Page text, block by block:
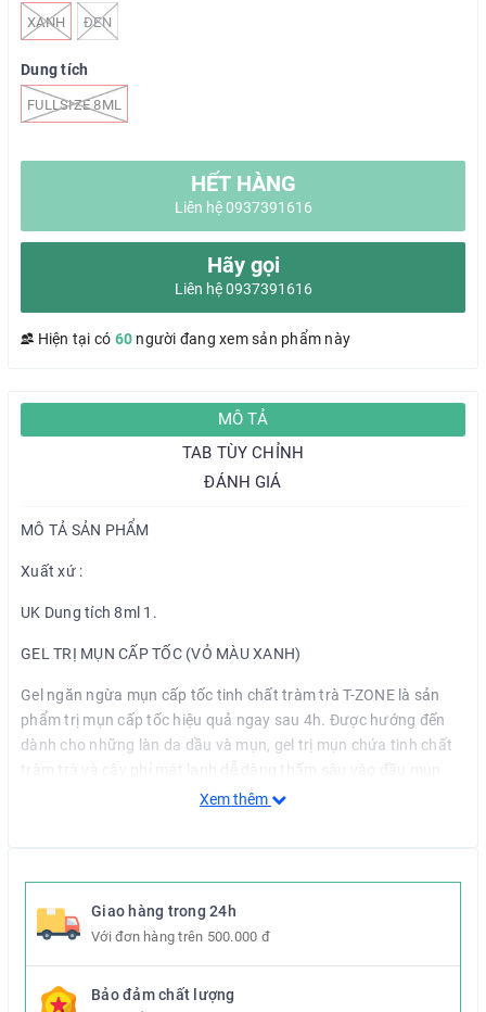
XANH ĐEN
Dung tích
FULLSIZE 8ML
HẾT HÀNG
Liên hệ 0937391616
Hãy gọi
Liên hệ 0937391616
Hiện tại có 60 người đang xem sản phẩm này
MÔ TẢ
TAB TÙY CHỈNH
ĐÁNH GIÁ
MÔ TẢ SẢN PHẨM
Xuất xứ :
UK Dung tích 8ml 1.
GEL TRỊ MỤN CẤP TỐC (VỎ MÀU XANH)
Gel ngăn ngừa mụn cấp tốc tinh chất tràm trà T-ZONE là sản
phẩm trị mụn cấp tốc hiệu quả ngay sau 4h. Được hướng đến
dành cho những làn da dầu và mụn, gel trị mụn chứa tinh chất
tràm trà và cây phỉ mát lạnh dễ dàng thấm sâu vào đầu mụn
nhằm diệt khuẩn những đốm mụn, giúp làm khô cồi mụn nhanh,
CÔNG DỤNG:
-Thấm sâu vào đầu mụn và hiệu quả nhanh chóng.
-Dạng gel mát lạnh, thấm nhanh vào da, diệt khuẩn và làm sạch
những đốm mụn.
Xem thêm
Giao hàng trong 24h
Với đơn hàng trên 500.000 đ
Bảo đảm chất lượng